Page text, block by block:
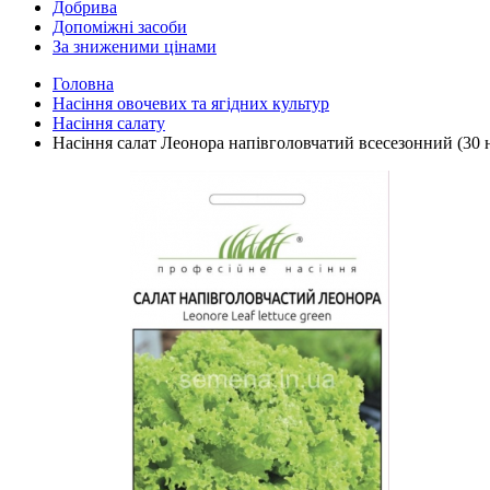
Добрива
Допоміжні засоби
За зниженими цінами
Головна
Насіння овочевих та ягідних культур
Насіння салату
Насіння салат Леонора напівголовчатий всесезонний (30